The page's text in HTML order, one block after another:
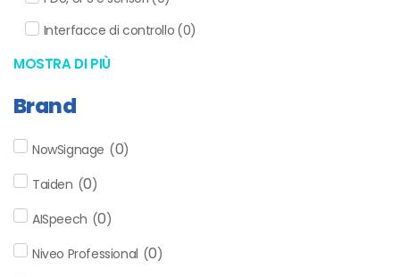
Interfacce di controllo (0)
MOSTRA DI PIÙ
Brand
NowSignage (0)
Taiden (0)
AISpeech (0)
Niveo Professional (0)